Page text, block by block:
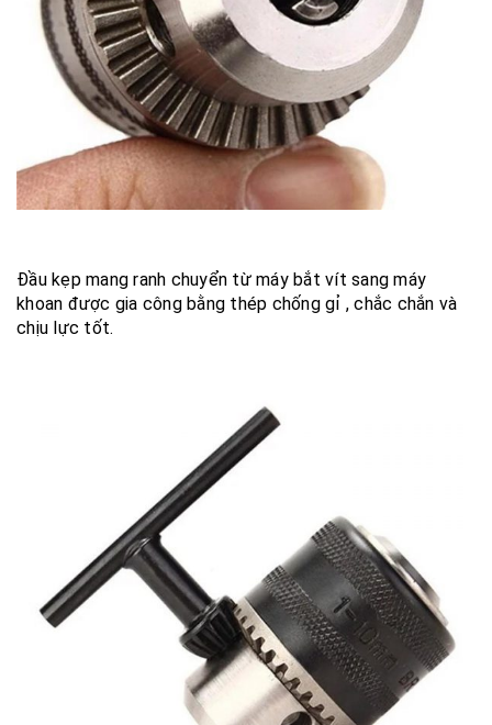
Đầu kẹp mang ranh chuyển từ máy bắt vít sang máy
khoan được gia công bằng thép chống gỉ , chắc chắn và
chịu lực tốt.